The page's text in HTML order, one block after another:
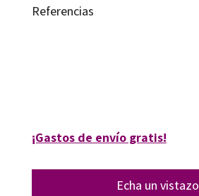
Referencias
¡Gastos de envío gratis!
Echa un vistazo